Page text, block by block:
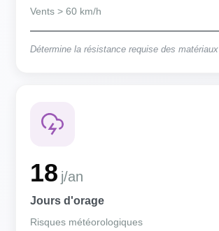
Vents > 60 km/h
Détermine la résistance requise des matériaux
18 j/an
Jours d'orage
Risques météorologiques